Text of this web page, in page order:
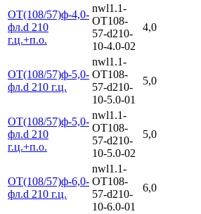
ОТ(108/57)ф-4,0-
фл.d 210
г.ц.+п.о.
nwl1.1-
ОТ108-
57-d210-
10-4.0-02
4,0
ОТ(108/57)ф-5,0-
фл.d 210 г.ц.
nwl1.1-
ОТ108-
57-d210-
10-5.0-01
5,0
ОТ(108/57)ф-5,0-
фл.d 210
г.ц.+п.о.
nwl1.1-
ОТ108-
57-d210-
10-5.0-02
5,0
ОТ(108/57)ф-6,0-
фл.d 210 г.ц.
nwl1.1-
ОТ108-
57-d210-
10-6.0-01
6,0